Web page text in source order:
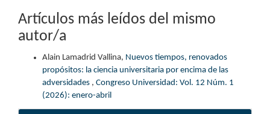
Artículos más leídos del mismo
autor/a
Alain Lamadrid Vallina, Nuevos tiempos, renovados
propósitos: la ciencia universitaria por encima de las
adversidades , Congreso Universidad: Vol. 12 Núm. 1
(2026): enero-abril